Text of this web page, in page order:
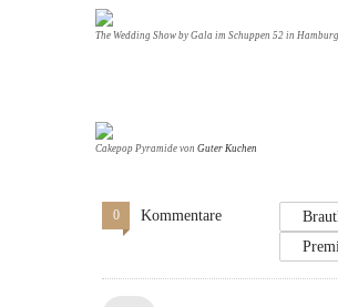
The Wedding Show by Gala im Schuppen 52 in
Cakepop Pyramide von Guter Kuchen
0 Kommentare